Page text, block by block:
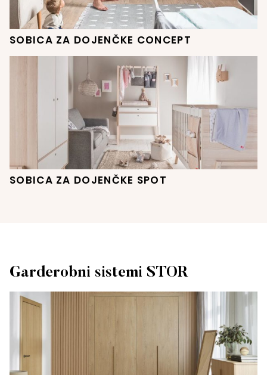
SOBICA ZA DOJENČKE CONCEPT
SOBICA ZA DOJENČKE SPOT
Garderobni sistemi STOR